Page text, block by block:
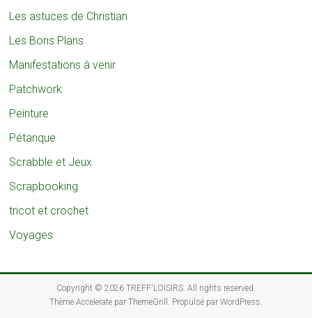
Les astuces de Christian
Les Bons Plans
Manifestations à venir
Patchwork
Peinture
Pétanque
Scrabble et Jeux
Scrapbooking
tricot et crochet
Voyages
Copyright © 2026 TREFF'LOISIRS. All rights reserved.
Thème Acceleratepar ThemeGrill. Propulsé par WordPress.